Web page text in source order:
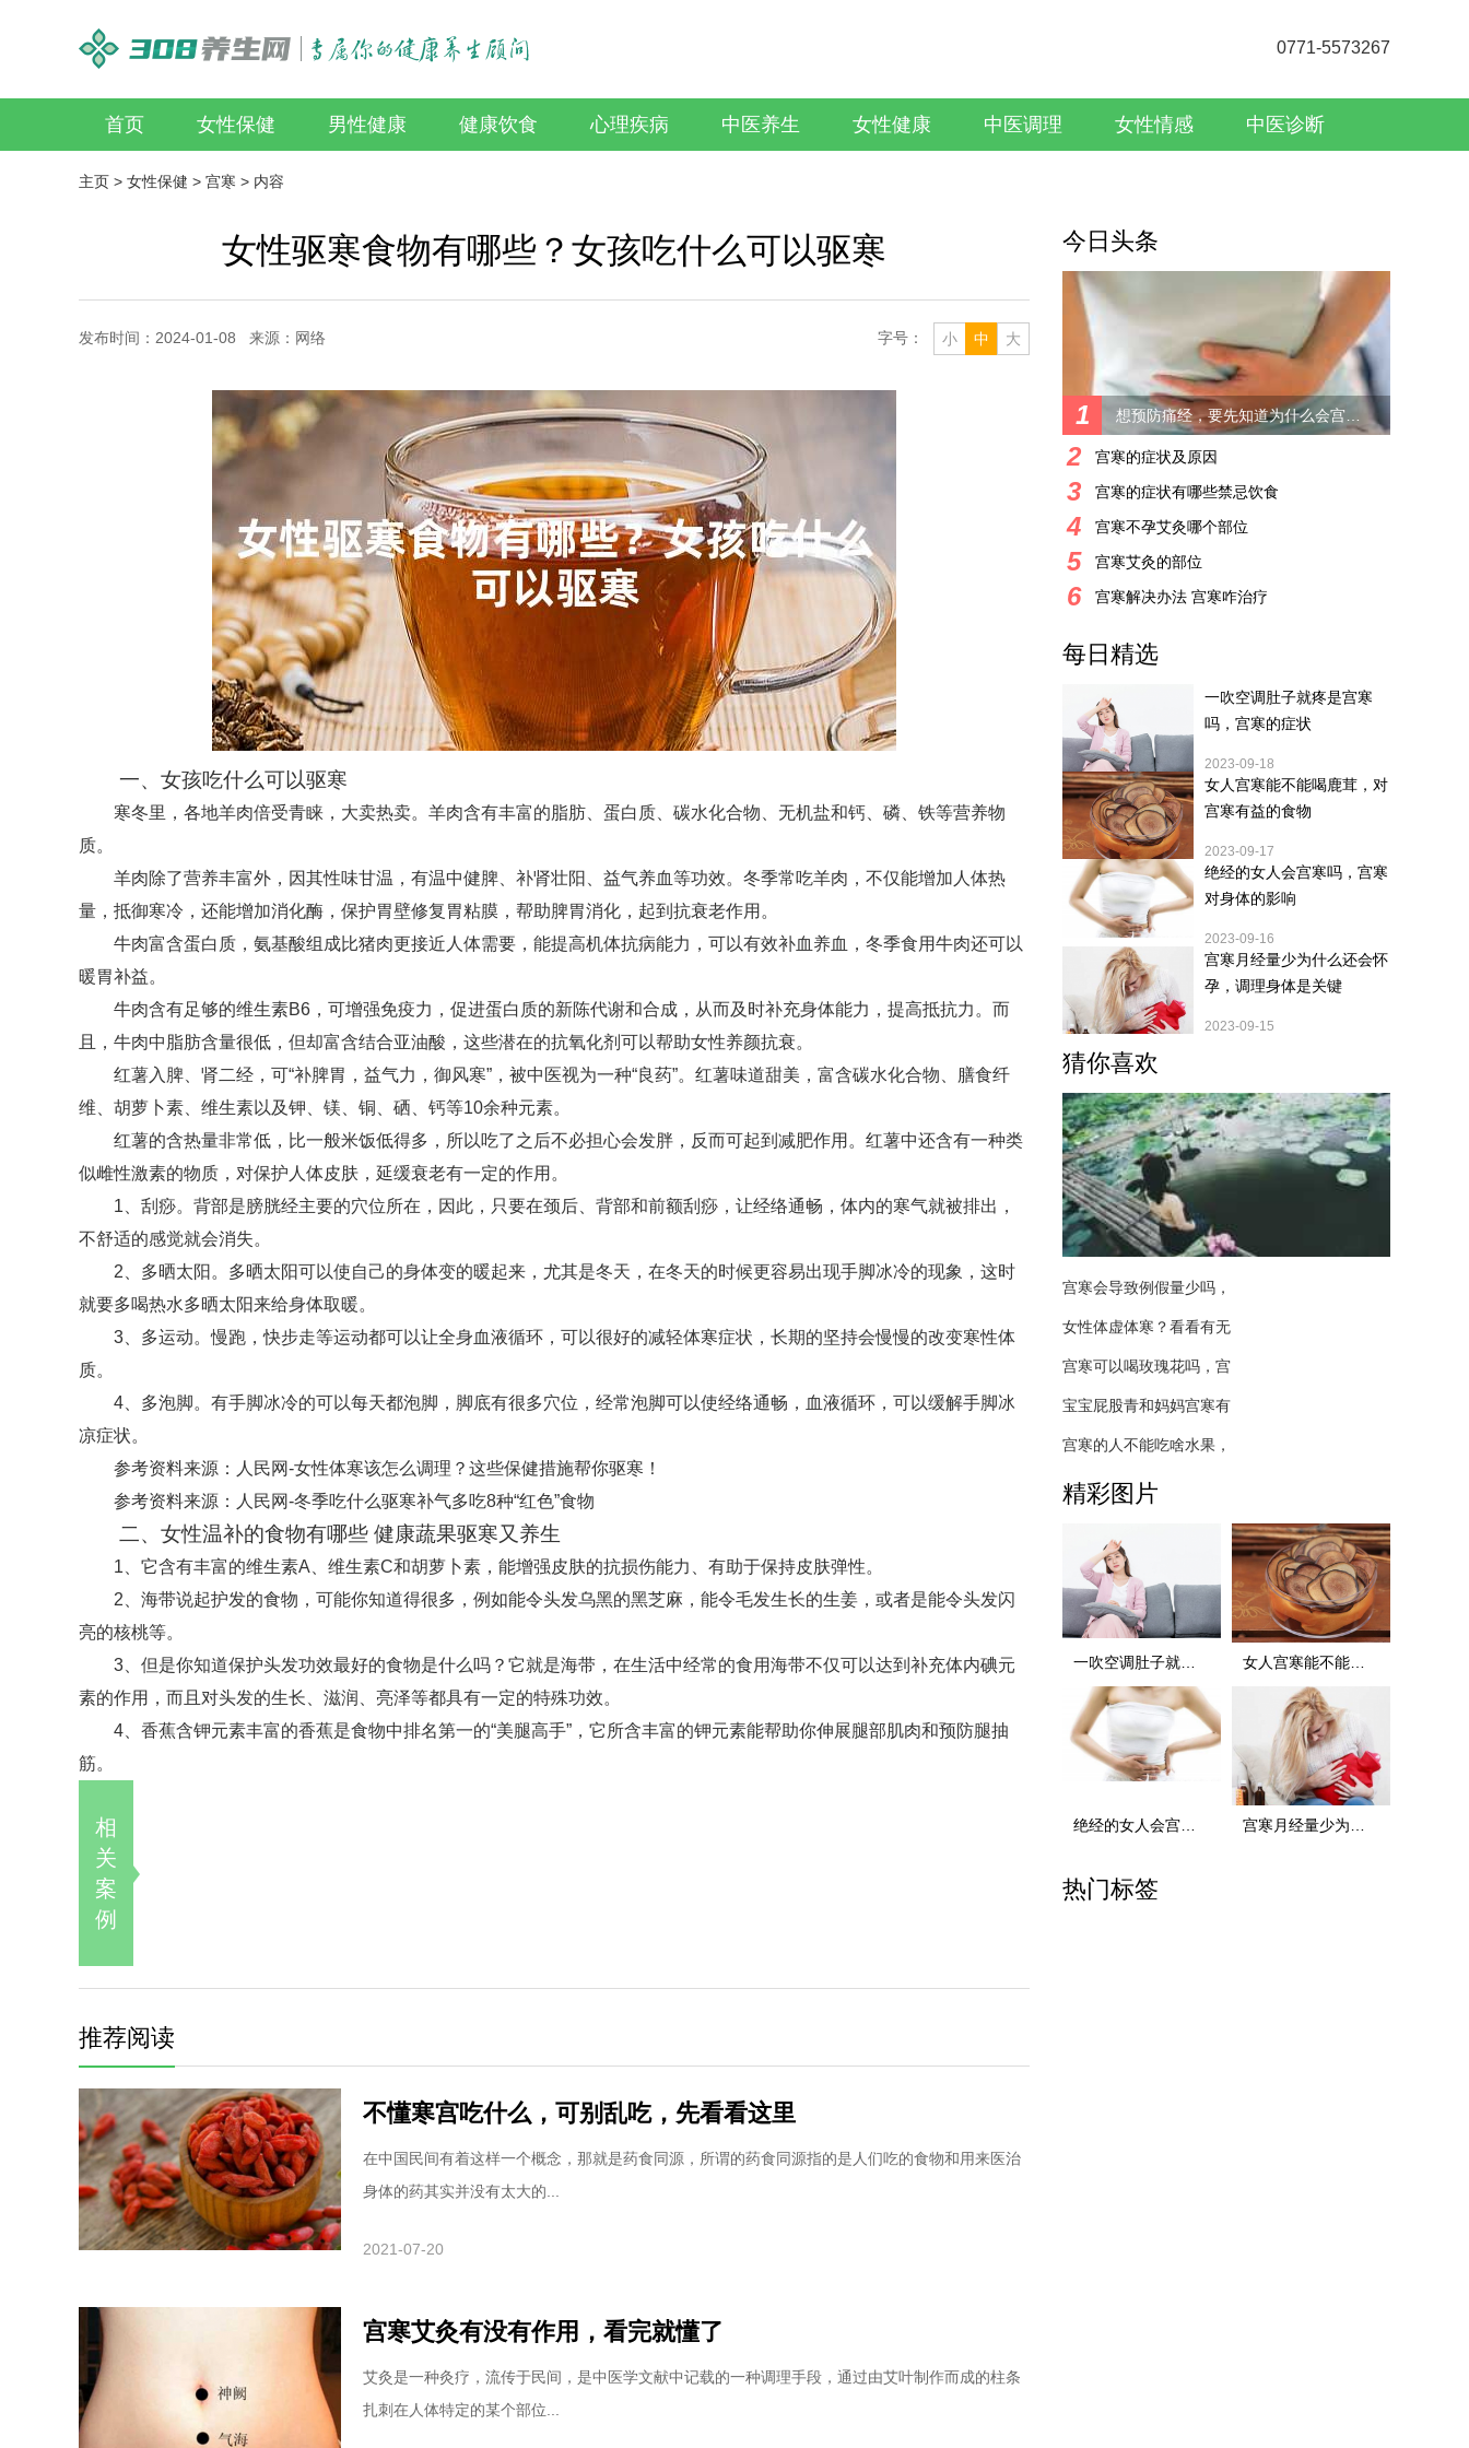
0771-5573267
首页 女性保健 男性健康 健康饮食 心理疾病 中医养生 女性健康 中医调理 女性情感 中医诊断
主页 > 女性保健 > 宫寒 > 内容
女性驱寒食物有哪些？女孩吃什么可以驱寒
发布时间：2024-01-08 来源：网络 小 中 大
字号：
一、女孩吃什么可以驱寒
寒冬里，各地羊肉倍受青睐，大卖热卖。羊肉含有丰富的脂肪、蛋白质、碳水化合物、无机盐和钙、磷、铁等营养物
质。
羊肉除了营养丰富外，因其性味甘温，有温中健脾、补肾壮阳、益气养血等功效。冬季常吃羊肉，不仅能增加人体热
量，抵御寒冷，还能增加消化酶，保护胃壁修复胃粘膜，帮助脾胃消化，起到抗衰老作用。
牛肉富含蛋白质，氨基酸组成比猪肉更接近人体需要，能提高机体抗病能力，可以有效补血养血，冬季食用牛肉还可以
暖胃补益。
牛肉含有足够的维生素B6，可增强免疫力，促进蛋白质的新陈代谢和合成，从而及时补充身体能力，提高抵抗力。而
且，牛肉中脂肪含量很低，但却富含结合亚油酸，这些潜在的抗氧化剂可以帮助女性养颜抗衰。
红薯入脾、肾二经，可“补脾胃，益气力，御风寒”，被中医视为一种“良药”。红薯味道甜美，富含碳水化合物、膳食纤
维、胡萝卜素、维生素以及钾、镁、铜、硒、钙等10余种元素。
红薯的含热量非常低，比一般米饭低得多，所以吃了之后不必担心会发胖，反而可起到减肥作用。红薯中还含有一种类
似雌性激素的物质，对保护人体皮肤，延缓衰老有一定的作用。
1、刮痧。背部是膀胱经主要的穴位所在，因此，只要在颈后、背部和前额刮痧，让经络通畅，体内的寒气就被排出，
不舒适的感觉就会消失。
2、多晒太阳。多晒太阳可以使自己的身体变的暖起来，尤其是冬天，在冬天的时候更容易出现手脚冰冷的现象，这时
就要多喝热水多晒太阳来给身体取暖。
3、多运动。慢跑，快步走等运动都可以让全身血液循环，可以很好的减轻体寒症状，长期的坚持会慢慢的改变寒性体
质。
4、多泡脚。有手脚冰冷的可以每天都泡脚，脚底有很多穴位，经常泡脚可以使经络通畅，血液循环，可以缓解手脚冰
凉症状。
参考资料来源：人民网-女性体寒该怎么调理？这些保健措施帮你驱寒！
参考资料来源：人民网-冬季吃什么驱寒补气多吃8种“红色”食物
二、女性温补的食物有哪些 健康蔬果驱寒又养生
1、它含有丰富的维生素A、维生素C和胡萝卜素，能增强皮肤的抗损伤能力、有助于保持皮肤弹性。
2、海带说起护发的食物，可能你知道得很多，例如能令头发乌黑的黑芝麻，能令毛发生长的生姜，或者是能令头发闪
亮的核桃等。
3、但是你知道保护头发功效最好的食物是什么吗？它就是海带，在生活中经常的食用海带不仅可以达到补充体内碘元
素的作用，而且对头发的生长、滋润、亮泽等都具有一定的特殊功效。
4、香蕉含钾元素丰富的香蕉是食物中排名第一的“美腿高手”，它所含丰富的钾元素能帮助你伸展腿部肌肉和预防腿抽
筋。
相
关
案
例
推荐阅读
不懂寒宫吃什么，可别乱吃，先看看这里
在中国民间有着这样一个概念，那就是药食同源，所谓的药食同源指的是人们吃的食物和用来医治
身体的药其实并没有太大的...
2021-07-20
宫寒艾灸有没有作用，看完就懂了
艾灸是一种灸疗，流传于民间，是中医学文献中记载的一种调理手段，通过由艾叶制作而成的柱条
扎刺在人体特定的某个部位...
今日头条
1
2 宫寒的症状及原因
3 宫寒的症状有哪些禁忌饮食
4 宫寒不孕艾灸哪个部位
5 宫寒艾灸的部位
6 宫寒解决办法 宫寒咋治疗
每日精选
一吹空调肚子就疼是宫寒
吗，宫寒的症状
2023-09-18
女人宫寒能不能喝鹿茸，对
宫寒有益的食物
2023-09-17
绝经的女人会宫寒吗，宫寒
对身体的影响
2023-09-16
宫寒月经量少为什么还会怀
孕，调理身体是关键
2023-09-15
猜你喜欢
宫寒会导致例假量少吗，
女性体虚体寒？看看有无
宫寒可以喝玫瑰花吗，宫
宝宝屁股青和妈妈宫寒有
宫寒的人不能吃啥水果，
精彩图片
热门标签